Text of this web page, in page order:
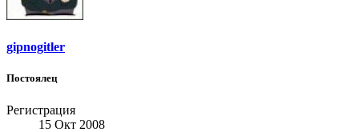
gipnogitler
Постоялец
Регистрация
15 Окт 2008